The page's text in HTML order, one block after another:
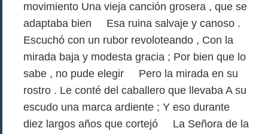
movimiento Una vieja canción grosera , que se
adaptaba bien Esa ruina salvaje y canoso .
Escuchó con un rubor revoloteando , Con la
mirada baja y modesta gracia ; Por bien que lo
sabe , no pude elegir Pero la mirada en su
rostro . Le conté del caballero que llevaba A su
escudo una marca ardiente ; Y eso durante
diez largos años que cortejó La Señora de la